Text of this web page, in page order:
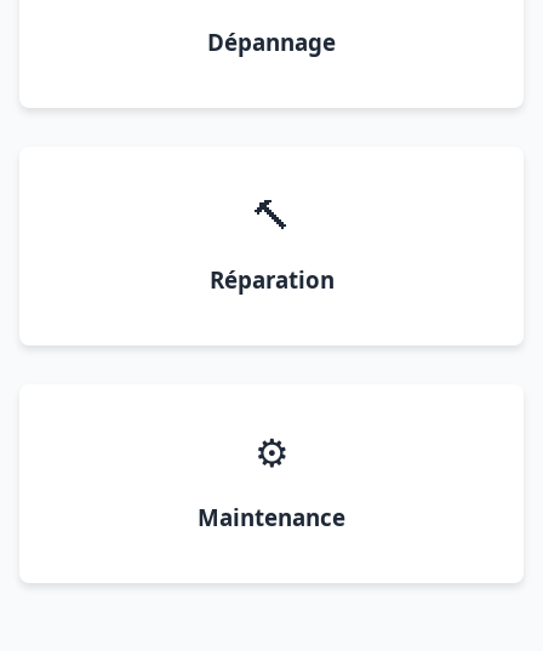
Dépannage
🔨
Réparation
⚙️
Maintenance